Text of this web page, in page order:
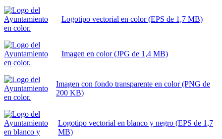
Logotipo vectorial en color (EPS de 1,7 MB)
Imagen en color (JPG de 1,4 MB)
Imagen con fondo transparente en color (PNG de
200 KB)
Logotipo vectorial en blanco y negro (EPS de 1,7
MB)